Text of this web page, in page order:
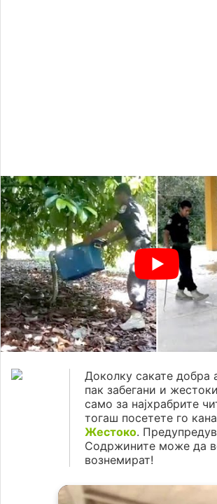
Доколку сакате добра
пак забегани и
само за најхрабрите
тогаш посетете го
Жестоко.
Содржините може да
вознемират!